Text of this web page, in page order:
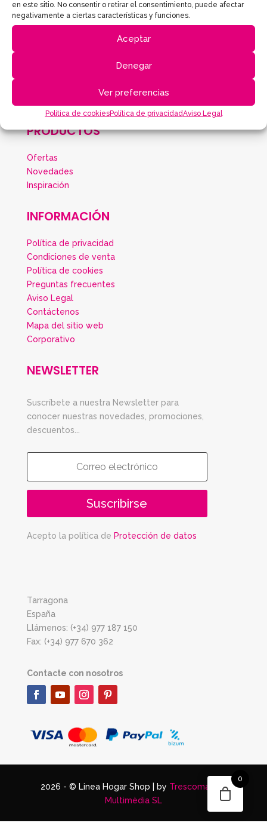
en este sitio. No consentir o retirar el consentimiento, puede afectar
negativamente a ciertas características y funciones.
Aceptar
Denegar
Ver preferencias
Política de cookiesPolítica de privacidadAviso Legal
PRODUCTOS
Ofertas
Novedades
Inspiración
INFORMACIÓN
Política de privacidad
Condiciones de venta
Política de cookies
Preguntas frecuentes
Aviso Legal
Contáctenos
Mapa del sitio web
Corporativo
NEWSLETTER
Suscríbete a nuestra Newsletter para
conocer nuestras novedades, promociones,
descuentos...
Suscribirse
Acepto la política de Protección de datos
Tarragona
España
Llámenos: (+34) 977 187 150
Fax: (+34) 977 670 362
Contacte con nosotros
2026 - © Linea Hogar Shop | by Trescomatres
Multimèdia SL
0